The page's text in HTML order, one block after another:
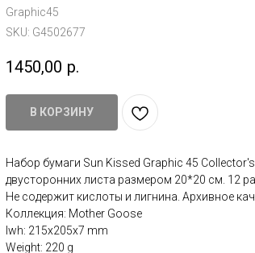
Graphic45
SKU: G4502677
1450,00 р.
В КОРЗИНУ
Набор бумаги Sun Kissed Graphic 45
двусторонних листа размером 20*20 см. 12
Не содержит кислоты и лигнина. Архивное
Коллекция: Mother Goose
lwh: 215x205x7 mm
Weight: 220 g